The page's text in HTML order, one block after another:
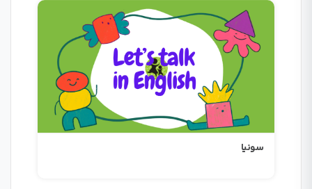
سونیا